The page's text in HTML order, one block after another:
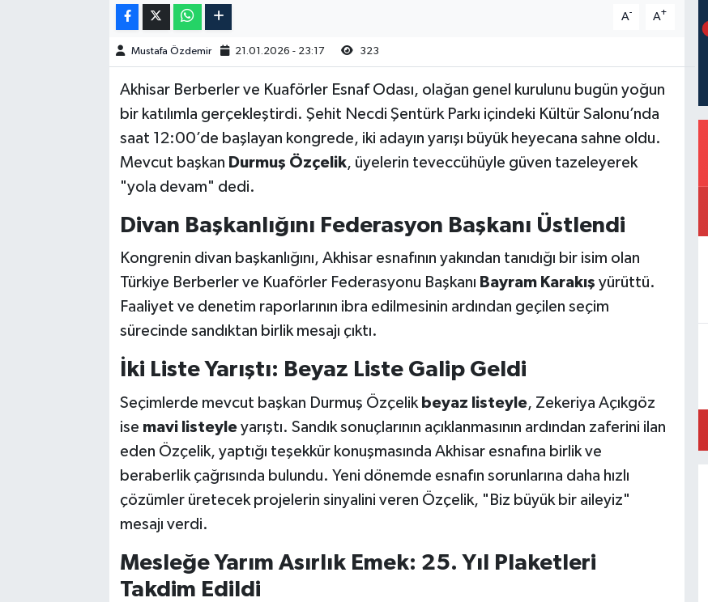
A- A+
Mustafa Özdemir 21.01.2026 - 23:17 323
Akhisar Berberler ve Kuaförler Esnaf Odası, olağan genel kurulunu bugün yoğun
bir katılımla gerçekleştirdi. Şehit Necdi Şentürk Parkı içindeki Kültür Salonu’nda
saat 12:00’de başlayan kongrede, iki adayın yarışı büyük heyecana sahne oldu.
Mevcut başkan Durmuş Özçelik, üyelerin teveccühüyle güven tazeleyerek
"yola devam" dedi.
Divan Başkanlığını Federasyon Başkanı Üstlendi
Kongrenin divan başkanlığını, Akhisar esnafının yakından tanıdığı bir isim olan
Türkiye Berberler ve Kuaförler Federasyonu Başkanı Bayram Karakış yürüttü.
Faaliyet ve denetim raporlarının ibra edilmesinin ardından geçilen seçim
sürecinde sandıktan birlik mesajı çıktı.
İki Liste Yarıştı: Beyaz Liste Galip Geldi
Seçimlerde mevcut başkan Durmuş Özçelik beyaz listeyle, Zekeriya Açıkgöz
ise mavi listeyleyarıştı. Sandık sonuçlarının açıklanmasının ardından zaferini ilan
eden Özçelik, yaptığı teşekkür konuşmasında Akhisar esnafına birlik ve
beraberlik çağrısında bulundu. Yeni dönemde esnafın sorunlarına daha hızlı
çözümler üretecek projelerin sinyalini veren Özçelik, "Biz büyük bir aileyiz"
mesajı verdi.
Mesleğe Yarım Asırlık Emek: 25. Yıl Plaketleri
Takdim Edildi